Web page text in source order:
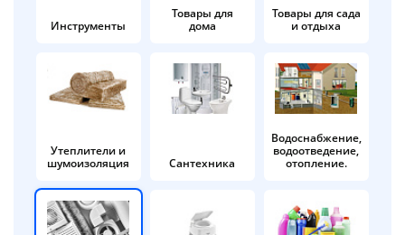
Инструменты
Товары для
дома
Товары для сада
и отдыха
Утеплители и
шумоизоляция
Сантехника
Водоснабжение,
водоотведение,
отопление.
Оплачивайте сегодня только
25% картой любого банка
Получайте товар
выбранный способом
Оставшиеся
% будут
списываться
по25%каждые 2 недели